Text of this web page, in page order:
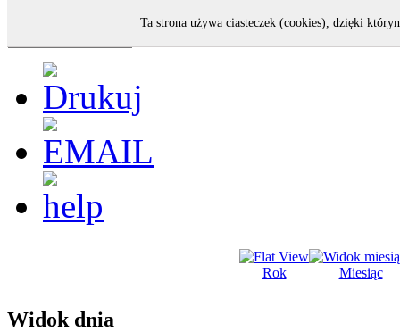
Rok Miesiąc
Widok dnia
Ta strona używa ciasteczek (cookies), dzięki